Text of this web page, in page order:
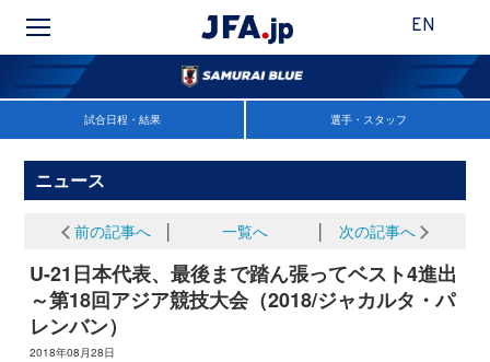
EN
試合日程・結果 選手・スタッフ
ニュース
前の記事へ 一覧へ 次の記事へ
U-21日本代表、最後まで踏ん張ってベスト4進出
～第18回アジア競技大会（2018/ジャカルタ・パ
レンバン）
2018年08月28日